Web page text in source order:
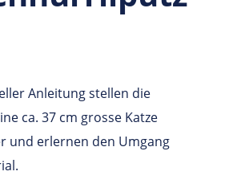
Anleitung stellen die
ca. 37 cm grosse Katze
und erlernen den Umgang